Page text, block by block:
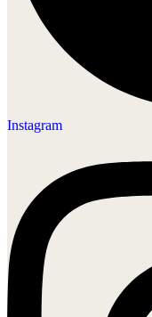
Instagram